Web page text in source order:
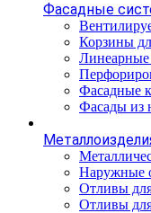
Фасадные
Корзины
Линеарные
Фасадные
Фасады из
Наружные
Отливы
Отливы